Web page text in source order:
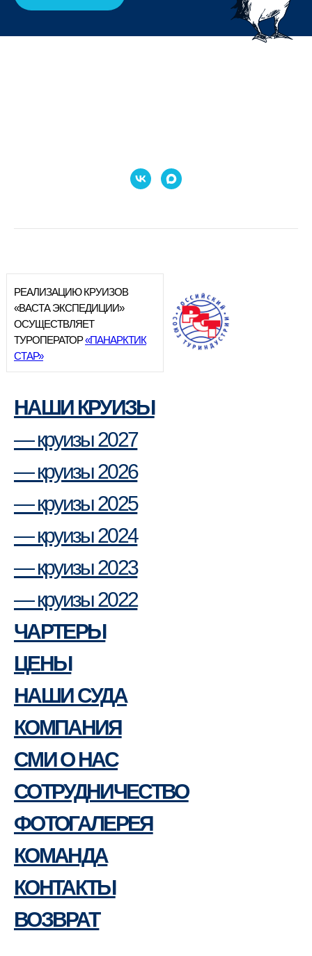
РЕАЛИЗАЦИЮ КРУИЗОВ
«ВАСТА ЭКСПЕДИЦИИ»
ОСУЩЕСТВЛЯЕТ
ТУРОПЕРАТОР«ПАНАРКТИК
СТАР»
НАШИ КРУИЗЫ
— круизы 2027
— круизы 2026
— круизы 2025
— круизы 2024
— круизы 2023
— круизы 2022
ЧАРТЕРЫ
ЦЕНЫ
НАШИ СУДА
КОМПАНИЯ
СМИ О НАС
СОТРУДНИЧЕСТВО
ФОТОГАЛЕРЕЯ
КОМАНДА
КОНТАКТЫ
ВОЗВРАТ